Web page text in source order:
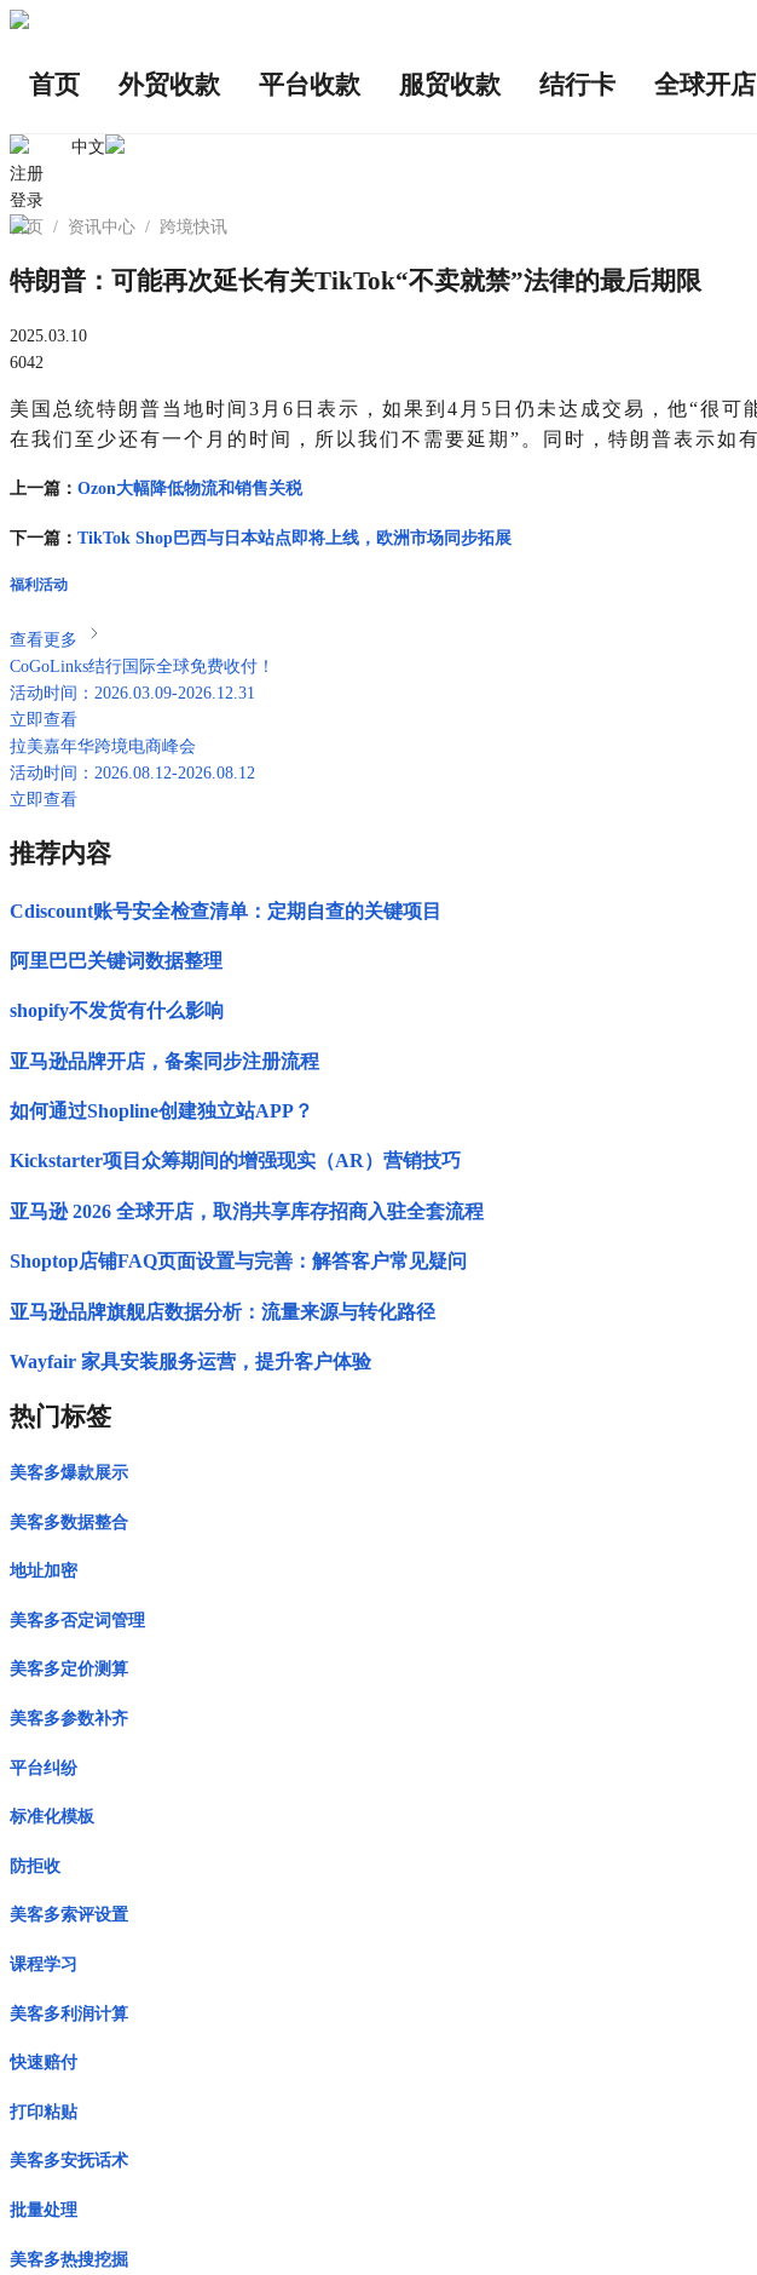
首页 外贸收款 平台收款 服贸收款 结行卡 全球开店
中文
注册
登录
首页
/ 资讯中心 / 跨境快讯
特朗普：可能再次延长有关TikTok“不卖就禁”法律的最后期限
2025.03.10
6042
美国总统特朗普当地时间3月6日表示，如果到4月5日仍未达成交易，他“很
在我们至少还有一个月的时间，所以我们不需要延期”。同时，特朗普表示如
上一篇： Ozon大幅降低物流和销售关税
下一篇： TikTok Shop巴西与日本站点即将上线，欧洲市场同步拓展
福利活动
查看更多
CoGoLinks结行国际全球免费收付！
活动时间：2026.03.09-2026.12.31
立即查看
拉美嘉年华跨境电商峰会
活动时间：2026.08.12-2026.08.12
立即查看
推荐内容
Cdiscount账号安全检查清单：定期自查的关键项目
阿里巴巴关键词数据整理
shopify不发货有什么影响
亚马逊品牌开店，备案同步注册流程
如何通过Shopline创建独立站APP？
Kickstarter项目众筹期间的增强现实（AR）营销技巧
亚马逊 2026 全球开店，取消共享库存招商入驻全套流程
Shoptop店铺FAQ页面设置与完善：解答客户常见疑问
亚马逊品牌旗舰店数据分析：流量来源与转化路径
Wayfair 家具安装服务运营，提升客户体验
热门标签
美客多爆款展示
美客多数据整合
地址加密
美客多否定词管理
美客多定价测算
美客多参数补齐
平台纠纷
标准化模板
防拒收
美客多索评设置
课程学习
美客多利润计算
快速赔付
打印粘贴
美客多安抚话术
批量处理
美客多热搜挖掘